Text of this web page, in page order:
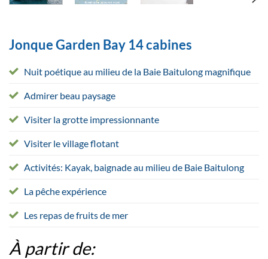
Jonque Garden Bay 14 cabines
Nuit poétique au milieu de la Baie Baitulong magnifique
Admirer beau paysage
Visiter la grotte impressionnante
Visiter le village flotant
Activités: Kayak, baignade au milieu de Baie Baitulong
La pêche expérience
Les repas de fruits de mer
À partir de: